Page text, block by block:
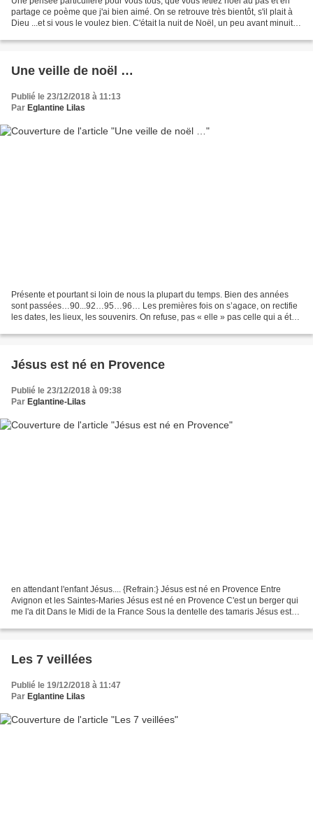
partage ce poème que j'ai bien aimé. On se retrouve très bientôt, s'il plait à
Dieu ...et si vous le voulez bien. C'était la nuit de Noël, un peu avant minuit,
Une veille de noël …
Publié le 23/12/2018 à 11:13
Par Eglantine Lilas
Présente et pourtant si loin de nous la plupart du temps. Bien des années
sont passées…90...92…95…96… Les premières fois on s’agace, on rectifie
les dates, les lieux, les souvenirs. On refuse, pas « elle » pas celle qui a été
Jésus est né en Provence
Publié le 23/12/2018 à 09:38
Par Eglantine-Lilas
en attendant l'enfant Jésus.... {Refrain:} Jésus est né en Provence Entre
Avignon et les Saintes-Maries Jésus est né en Provence C'est un berger qui
me l'a dit Dans le Midi de la France Sous la dentelle des tamaris Jésus est
Les 7 veillées
Publié le 19/12/2018 à 11:47
Par Eglantine Lilas